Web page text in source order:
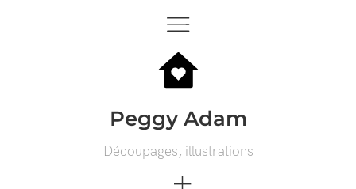
Peggy Adam
Découpages, illustrations